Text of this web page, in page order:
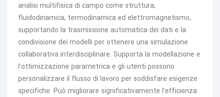
analisi multifisica di campo come struttura,
fluidodinamica, termodinamica ed elettromagnetismo,
supportando la trasmissione automatica dei dati e la
condivisione dei modelli per ottenere una simulazione
collaborativa interdisciplinare. Supporta la modellazione e
l'ottimizzazione parametrica e gli utenti possono
personalizzare il flusso di lavoro per soddisfare esigenze
specifiche. Può migliorare significativamente l'efficienza